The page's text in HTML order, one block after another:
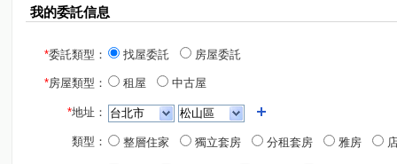
我的委託信息
*委託類型： 找屋委託 房屋委託
*房屋類型： 租屋 中古屋
*地址：
類型： 整層住家 獨立套房 分租套房 雅房